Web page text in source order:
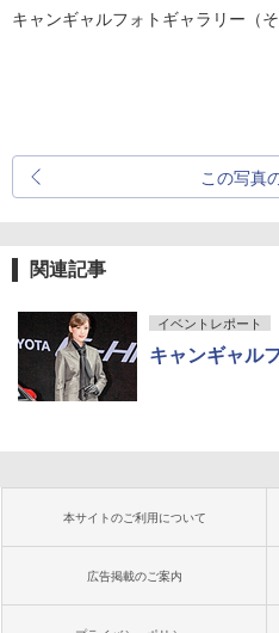
キャンギャルフォトギャラリー（
この写真
関連記事
イベントレポート
キャンギャル
本サイトのご利用について
広告掲載のご案内